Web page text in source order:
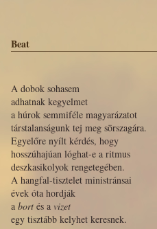
Beat
A dobok sohasem
adhatnak kegyelmet
a húrok semmiféle magyarázatot
társtalanságunk tej meg sörszagára.
Egyelőre nyílt kérdés, hogy
hosszúhajúan lóghat-e a ritmus
deszkasikolyok rengetegében.
A hangfal-tisztelet ministránsai
évek óta hordják
a bort és a vizet
egy tisztább kelyhet keresnek.